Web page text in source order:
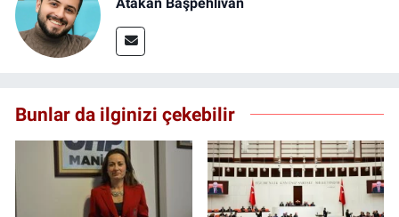
Bunlar da ilginizi çekebilir